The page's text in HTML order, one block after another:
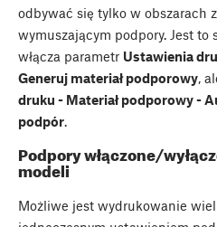
odbywać się tylko w obszarach
wymuszającym podpory. Jest to
włącza parametr Ustawienia
Generuj materiał podporowy,
druku - Materiał podporowy -
podpór.
Podpory włączone/
modeli
Możliwe jest wydrukowanie